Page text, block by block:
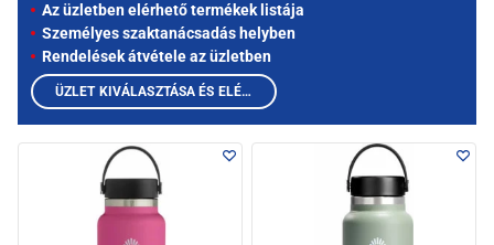
Az üzletben elérhető termékek listája
Személyes szaktanácsadás helyben
Rendelések átvétele az üzletben
ÜZLET KIVÁLASZTÁSA ÉS ELÉRHETŐ TERMÉKEK MEGTEKINTÉSE